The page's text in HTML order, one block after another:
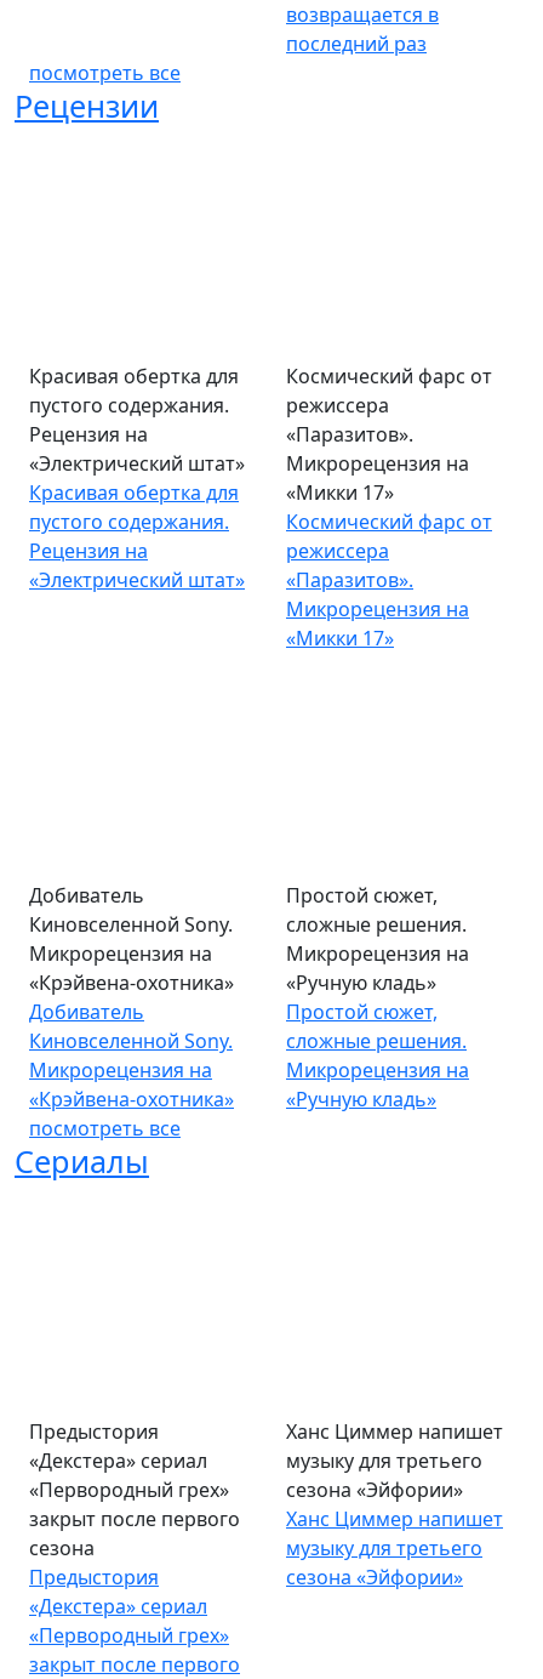
возвращается в
последний раз
посмотреть все
Рецензии
Красивая обертка для
пустого содержания.
Рецензия на
«Электрический штат»
Красивая обертка для
пустого содержания.
Рецензия на
«Электрический штат»
Космический фарс от
режиссера
«Паразитов».
Микрорецензия на
«Микки 17»
Космический фарс от
режиссера
«Паразитов».
Микрорецензия на
«Микки 17»
Добиватель
Киновселенной Sony.
Микрорецензия на
«Крэйвена-охотника»
Добиватель
Киновселенной Sony.
Микрорецензия на
«Крэйвена-охотника»
Простой сюжет,
сложные решения.
Микрорецензия на
«Ручную кладь»
Простой сюжет,
сложные решения.
Микрорецензия на
«Ручную кладь»
посмотреть все
Сериалы
Предыстория
«Декстера» сериал
«Первородный грех»
закрыт после первого
сезона
Предыстория
«Декстера» сериал
«Первородный грех»
закрыт после первого
Ханс Циммер напишет
музыку для третьего
сезона «Эйфории»
Ханс Циммер напишет
музыку для третьего
сезона «Эйфории»